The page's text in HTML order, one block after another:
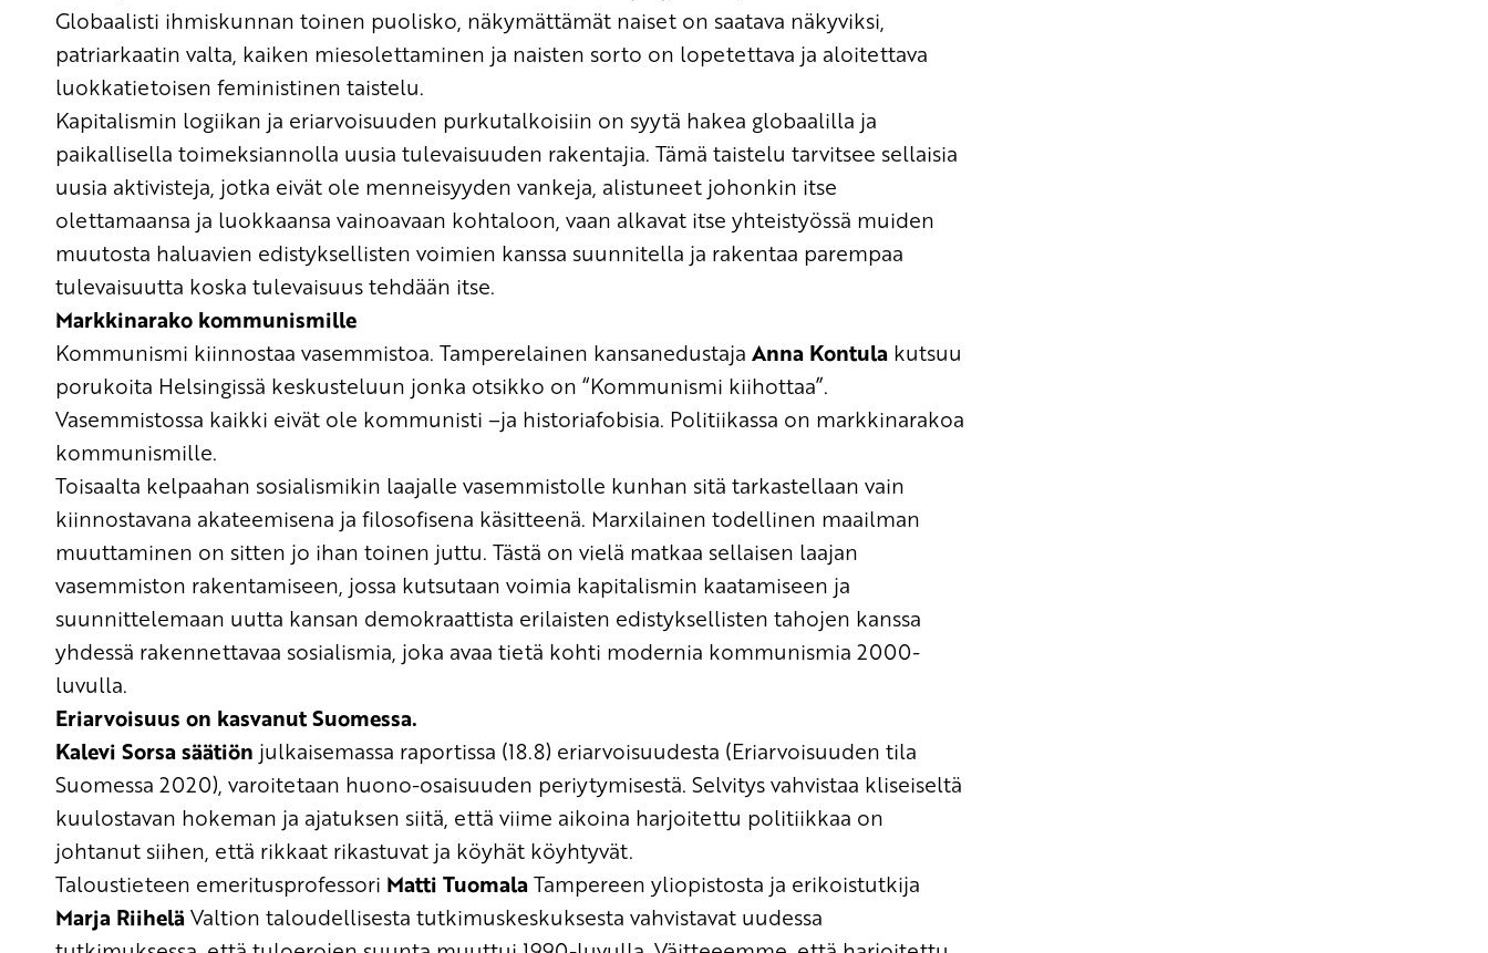
Globaalisti ihmiskunnan toinen puolisko, näkymättämät naiset on saatava näkyviksi,
patriarkaatin valta, kaiken miesolettaminen ja naisten sorto on lopetettava ja aloitettava
luokkatietoisen feministinen taistelu.
Kapitalismin logiikan ja eriarvoisuuden purkutalkoisiin on syytä hakea globaalilla ja
paikallisella toimeksiannolla uusia tulevaisuuden rakentajia. Tämä taistelu tarvitsee sellaisia
uusia aktivisteja, jotka eivät ole menneisyyden vankeja, alistuneet johonkin itse
olettamaansa ja luokkaansa vainoavaan kohtaloon, vaan alkavat itse yhteistyössä muiden
muutosta haluavien edistyksellisten voimien kanssa suunnitella ja rakentaa parempaa
tulevaisuutta koska tulevaisuus tehdään itse.
Markkinarako kommunismille
Kommunismi kiinnostaa vasemmistoa. Tamperelainen kansanedustaja Anna Kontula kutsuu
porukoita Helsingissä keskusteluun jonka otsikko on “Kommunismi kiihottaa”.
Vasemmistossa kaikki eivät ole kommunisti –ja historiafobisia. Politiikassa on markkinarakoa
kommunismille.
Toisaalta kelpaahan sosialismikin laajalle vasemmistolle kunhan sitä tarkastellaan vain
kiinnostavana akateemisena ja filosofisena käsitteenä. Marxilainen todellinen maailman
muuttaminen on sitten jo ihan toinen juttu. Tästä on vielä matkaa sellaisen laajan
vasemmiston rakentamiseen, jossa kutsutaan voimia kapitalismin kaatamiseen ja
suunnittelemaan uutta kansan demokraattista erilaisten edistyksellisten tahojen kanssa
yhdessä rakennettavaa sosialismia, joka avaa tietä kohti modernia kommunismia 2000-
luvulla.
Eriarvoisuus on kasvanut Suomessa.
Kalevi Sorsa säätiön julkaisemassa raportissa (18.8) eriarvoisuudesta (Eriarvoisuuden tila
Suomessa 2020), varoitetaan huono-osaisuuden periytymisestä. Selvitys vahvistaa kliseiseltä
kuulostavan hokeman ja ajatuksen siitä, että viime aikoina harjoitettu politiikkaa on
johtanut siihen, että rikkaat rikastuvat ja köyhät köyhtyvät.
Taloustieteen emeritusprofessori Matti TuomalaTampereen yliopistosta ja erikoistutkija
Marja RiiheläValtion taloudellisesta tutkimuskeskuksesta vahvistavat uudessa